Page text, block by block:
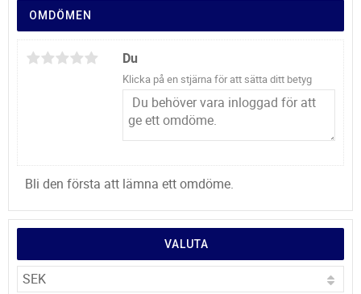
OMDÖMEN
Du
Klicka på en stjärna för att sätta ditt betyg
Bli den första att lämna ett omdöme.
VALUTA